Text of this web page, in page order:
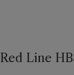
Red Line